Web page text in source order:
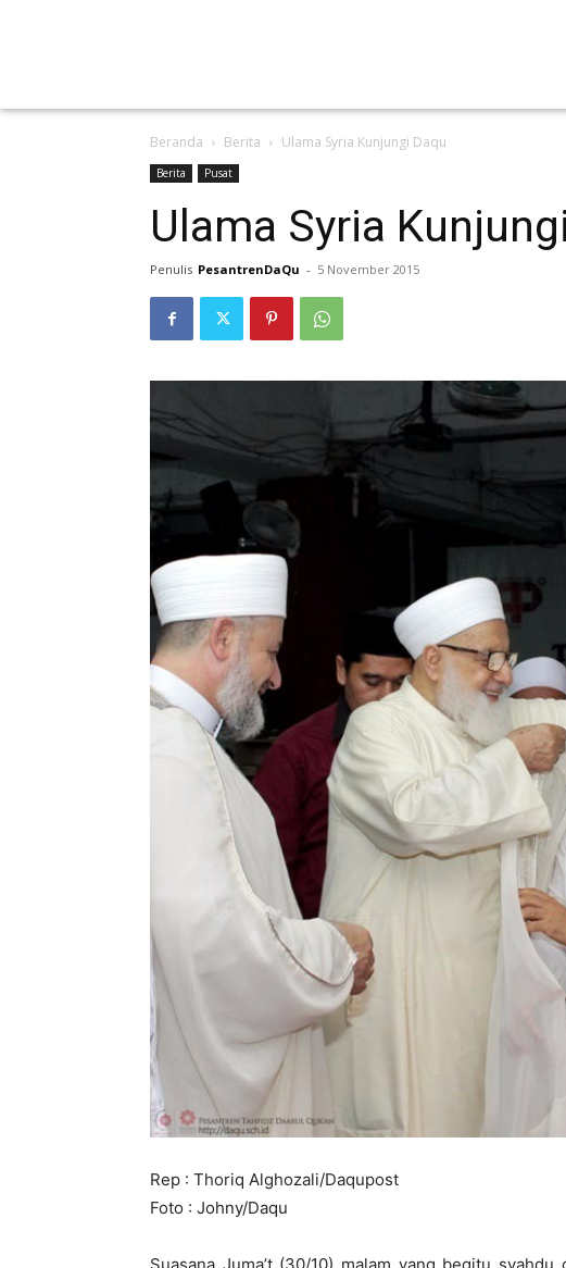
Beranda Berita Ulama Syria Kunjungi Daqu
Berita Pusat
Ulama Syria
Penulis PesantrenDaQu - 5 November 2015
Rep : Thoriq Alghozali/Daqupost
Foto : Johny/Daqu